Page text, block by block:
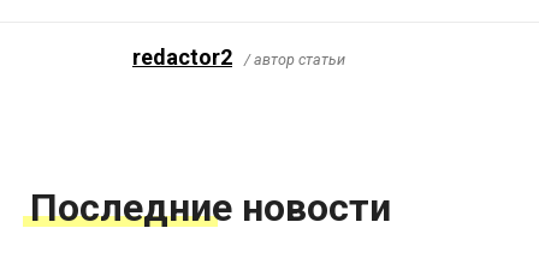
redactor2 / автор статьи
Последние новости